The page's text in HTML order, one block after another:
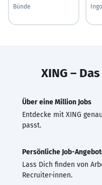
Bünde
XING –
Über eine Million Jobs
Entdecke mit XING
passt.
Persönliche Job-
Lass Dich finden von
Recruiter·innen.